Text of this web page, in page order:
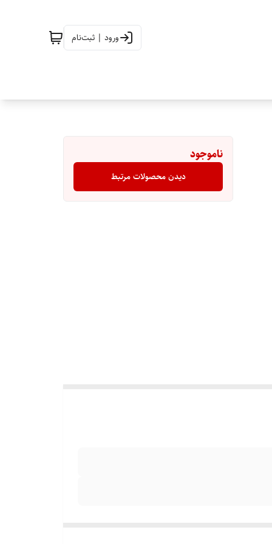
ورود | ثبت‌نام
ناموجود
دیدن محصولات مرتبط